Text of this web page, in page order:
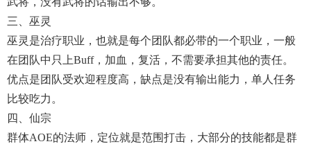
三、巫灵
巫灵是治疗职业，也就是每个团队都必带的一个职业，一般
在团队中只上buff，加血，复活，不需要承担其他的责任。
优点是团队受欢迎程度高，缺点是没有输出能力，单人任务
比较吃力。
四、仙宗
群体AOE的法师，定位就是范围打击，大部分的技能都是群